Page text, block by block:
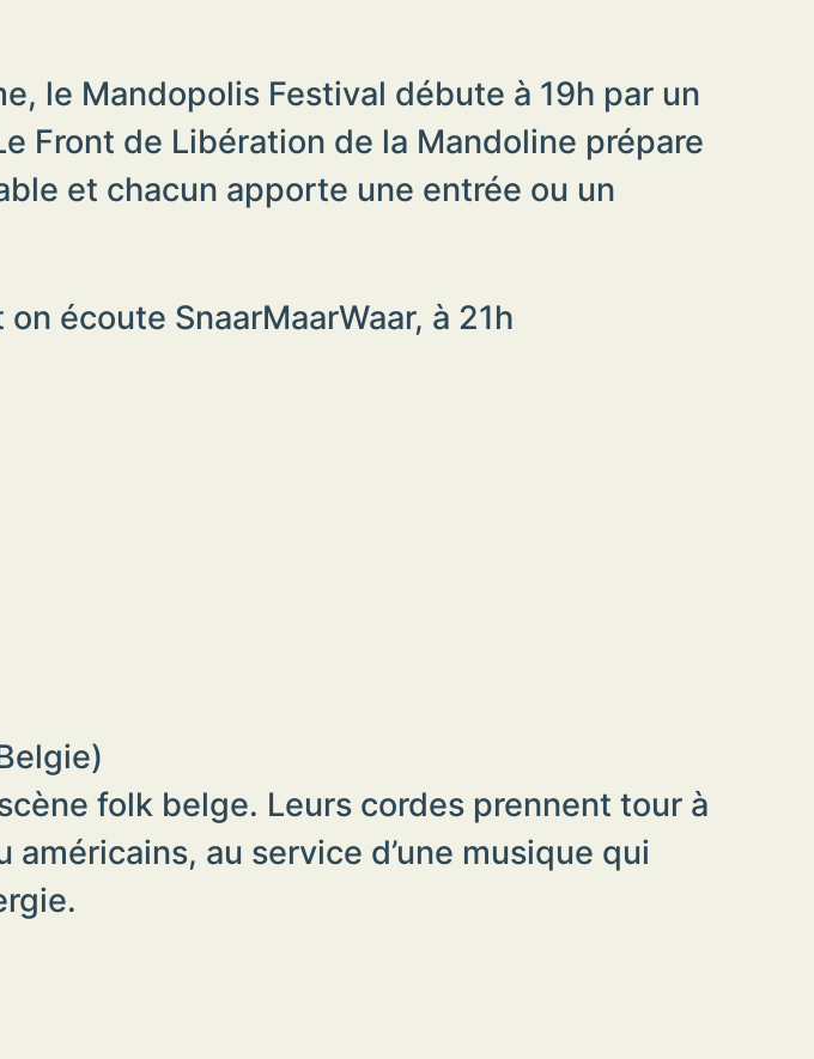
le Mandopolis Festival débute à 19h par un
Front de Libération de la Mandoline prépare
et chacun apporte une entrée ou un
écoute SnaarMaarWaar, à 21h
folk belge. Leurs cordes prennent tour à
au service d’une musique qui